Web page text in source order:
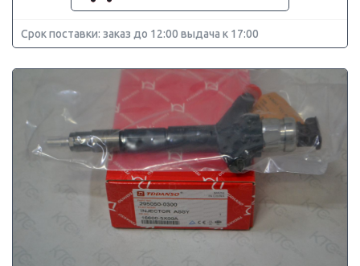
Срок поставки: заказ до 12:00 выдача к 17:00